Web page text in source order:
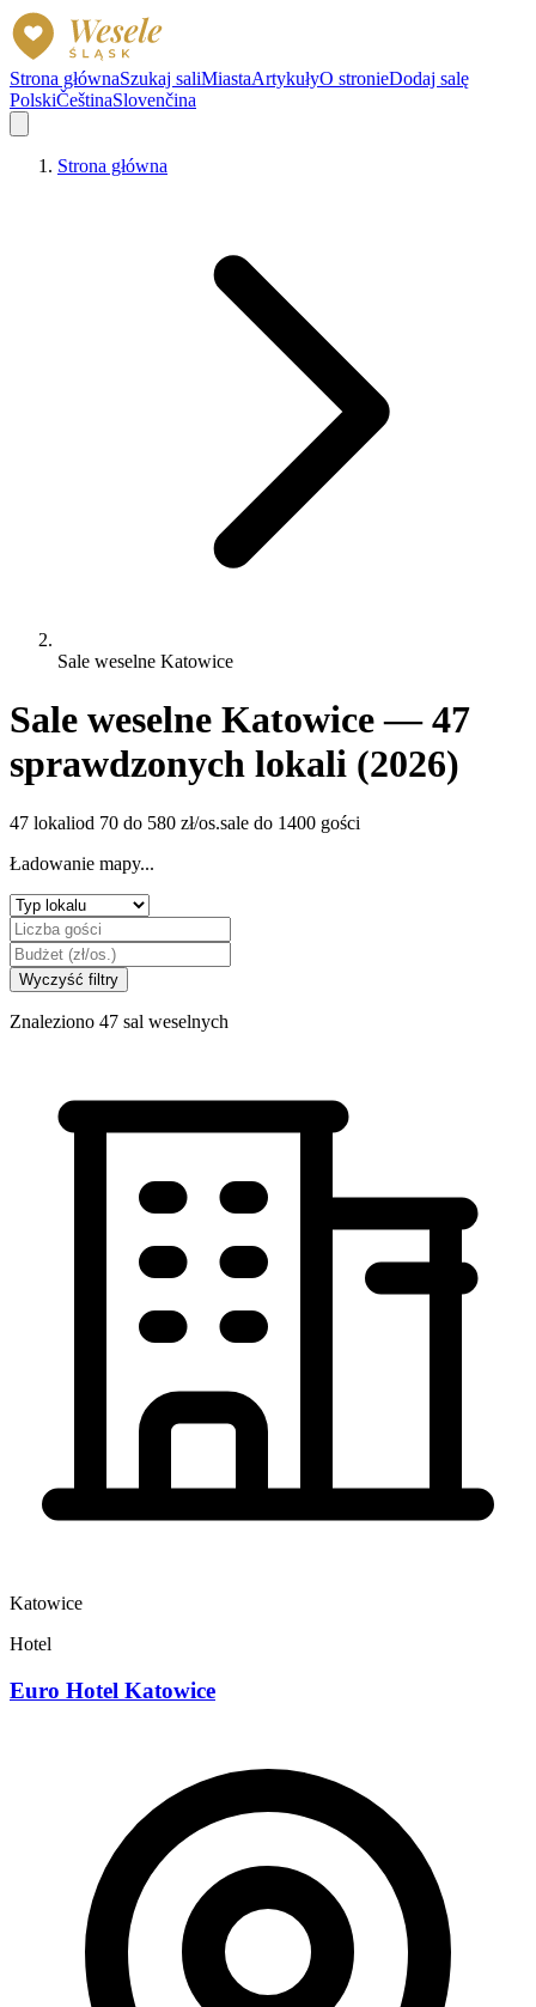
Strona głównaSzukaj saliMiastaArtykułyO stronieDodaj salę
PolskiČeštinaSlovenčina
Strona główna
Sale weselne Katowice
Sale weselne Katowice — 47
sprawdzonych lokali (2026)
47 lokaliod 70 do 580 zł/os.sale do 1400 gości
Ładowanie mapy...
Wyczyść filtry
Znaleziono 47 sal weselnych
Katowice
Hotel
Euro Hotel Katowice